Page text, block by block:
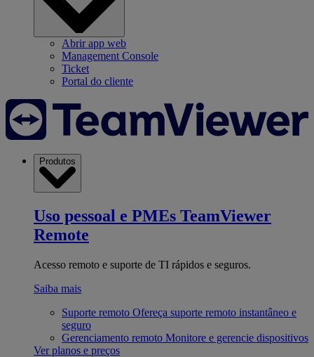
Abrir app web
Management Console
Ticket
Portal do cliente
Produtos
Uso pessoal e PMEs TeamViewer
Remote
Acesso remoto e suporte de TI rápidos e seguros.
Saiba mais
Suporte remoto Ofereça suporte remoto instantâneo e
seguro
Gerenciamento remoto Monitore e gerencie dispositivos
Ver planos e preços